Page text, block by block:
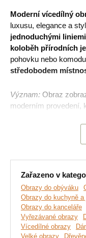
Moderní vícedílný
luxusu, elegance a
jednoduchými
koloběh přírodních
pohovku nebo
středobodem
Význam: Obraz
moderním provedení,
Hlavní
Rozmístění
Skvěle se
Jednoduchá
Zařazeno v
Obrazy do obýváku
Obrazy do kuchyně a
Obrazy do kanceláře
Vyřezávané obrazy
Vícedílné obrazy
Velké obrazy